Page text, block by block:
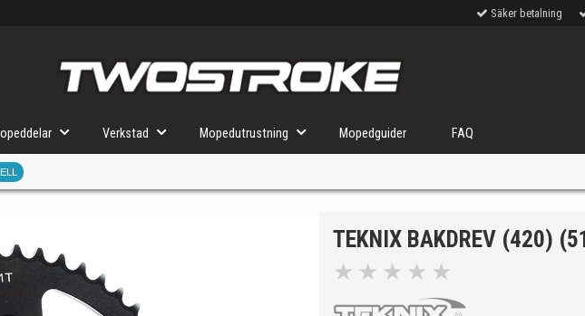
Säker betalning
Verkstad Mopedutrustning Mopedguider FAQ
FÖR RÄTT DELARTEKNIX BAKDREV (420)
★ ★ ★ ★ ★